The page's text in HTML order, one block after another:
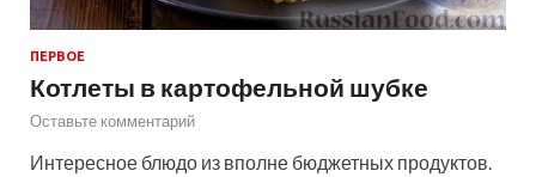
ПЕРВОЕ
Котлеты в картофельной шубке
Оставьте комментарий
Интересное блюдо из вполне бюджетных продуктов.